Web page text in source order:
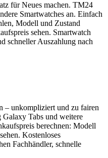
für Neues machen. TM24
Smartwatches an. Einfach
Modell und Zustand
sehen. Smartwatch
schneller Auszahlung nach
– unkompliziert und zu fairen
Galaxy Tabs und weitere
berechnen: Modell
Kostenloses
Fachhändler, schnelle